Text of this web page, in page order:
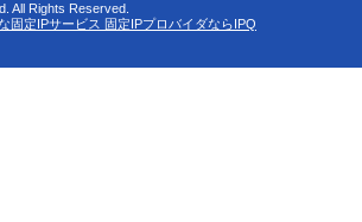
All Rights Reserved.
固定IPサービス 固定IPプロバイダならIPQ